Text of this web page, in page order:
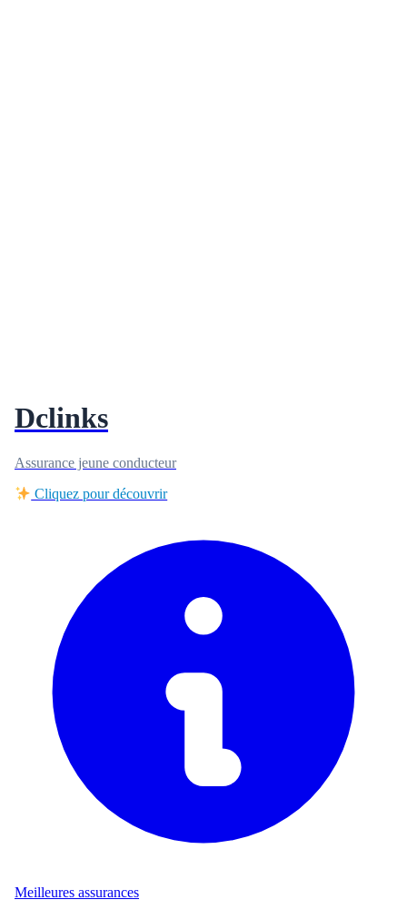
Dclinks
Assurance jeune conducteur
Cliquez pour découvrir
Meilleures assurances